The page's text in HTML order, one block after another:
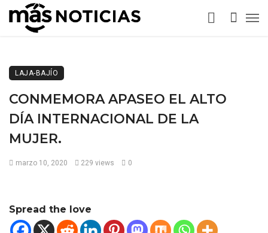
LAJA-BAJÍO
CONMEMORA APASEO EL ALTO
DÍA INTERNACIONAL DE LA
MUJER.
marzo 10, 2020 229 views 0
Spread the love